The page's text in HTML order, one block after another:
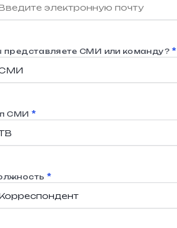
представляете СМИ или команду?*
СМИ *
*